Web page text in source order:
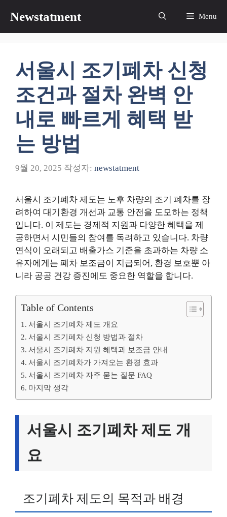
츠
Newstatment Menu
서울시 조기폐차 신청
조건과 절차 완벽 안
내로 빠르게 혜택 받
는 방법
9월 20, 2025 작성자: newstatment
서울시 조기폐차 제도는 노후 차량의 조기 폐차를 장
려하여 대기환경 개선과 교통 안전을 도모하는 정책
입니다. 이 제도는 경제적 지원과 다양한 혜택을 제
공하면서 시민들의 참여를 독려하고 있습니다. 차량
연식이 오래되고 배출가스 기준을 초과하는 차량 소
유자에게는 폐차 보조금이 지급되어, 환경 보호뿐 아
니라 공공 건강 증진에도 중요한 역할을 합니다.
Table of Contents
서울시 조기폐차 제도 개요
서울시 조기폐차 신청 방법과 절차
서울시 조기폐차 지원 혜택과 보조금 안내
서울시 조기폐차가 가져오는 환경 효과
서울시 조기폐차 자주 묻는 질문 FAQ
마지막 생각
서울시 조기폐차 제도 개
요
조기폐차 제도의 목적과 배경